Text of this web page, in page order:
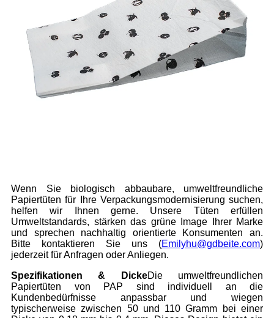
Wenn Sie biologisch abbaubare, umweltfreundliche
Papiertüten für Ihre Verpackungsmodernisierung suchen,
helfen wir Ihnen gerne. Unsere Tüten erfüllen
Umweltstandards, stärken das grüne Image Ihrer Marke
und sprechen nachhaltig orientierte Konsumenten an.
Bitte kontaktieren Sie uns (Emilyhu@gdbeite.com)
jederzeit für Anfragen oder Anliegen.
Spezifikationen & DickeDie umweltfreundlichen
Papiertüten von PAP sind individuell an die
Kundenbedürfnisse anpassbar und wiegen
typischerweise zwischen 50 und 110 Gramm bei einer